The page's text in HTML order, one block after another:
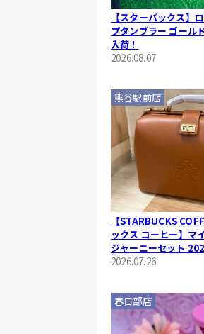
【スターバックス】
プタンブラー ゴール
入荷！
2026.08.07
【STARBUCKS
ックス コーヒー】マ
ジャーニーセット
バッグ｜上品な牛革仕
2026.07.26
熊谷駅前店
春日部店